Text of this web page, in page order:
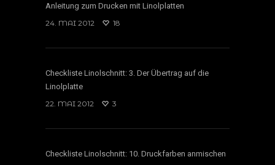
Anleitung zum Drucken mit Linolplatten
24. MAI 2012
18
Checkliste Linolschnitt: 3. Der Übertrag auf die
Linolplatte
22. MAI 2012
3
Checkliste Linolschnitt: 10. Druckfarben anmischen